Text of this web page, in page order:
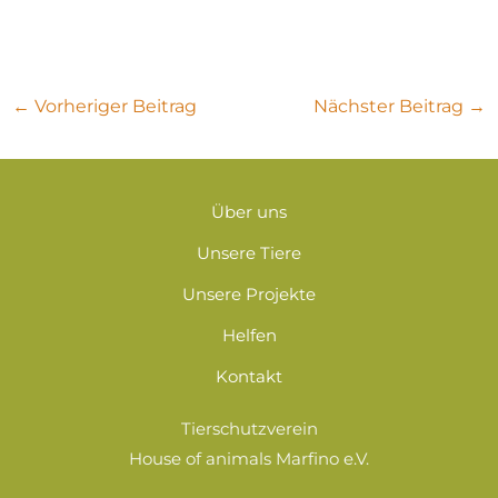
← Vorheriger Beitrag Nächster Beitrag →
Über uns
Unsere Tiere
Unsere Projekte
Helfen
Kontakt
Tierschutzverein
House of animals Marfino e.V.